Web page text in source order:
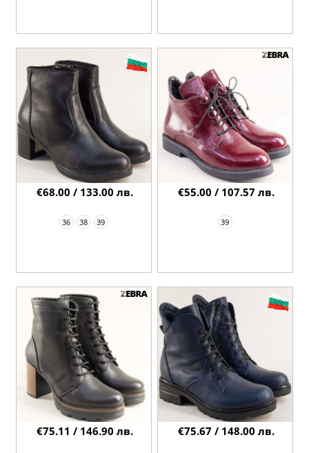
36 38 39
€68.00 / 133.00 лв.
39
€55.00 / 107.57 лв.
€75.11 / 146.90 лв. €75.67 / 148.00 лв.